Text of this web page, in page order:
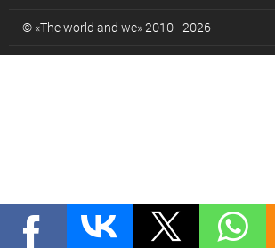
© «The world and we» 2010 - 2026